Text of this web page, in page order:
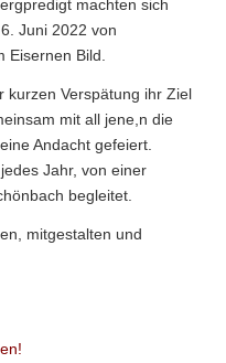
machten sich
Juni 2022 von
Eisernen Bild.
kurzen Verspätung ihr Ziel
mit all jene,n die
Andacht gefeiert.
Jahr, von einer
begleitet.
mitgestalten und